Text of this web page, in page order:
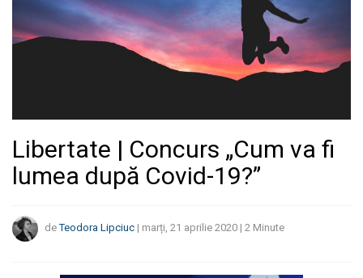
Libertate | Concurs „Cum va fi
lumea după Covid-19?”
deTeodora Lipciuc | marți, 21 aprilie 2020 | 2 Minute